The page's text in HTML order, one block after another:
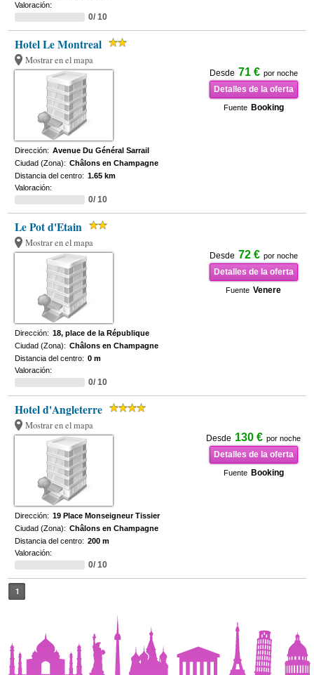
Valoración:
0/ 10
Hotel Le Montreal
Mostrar en el mapa
Desde 71 € por noche
Detalles de la oferta
Fuente Booking
Dirección: Avenue Du Général Sarrail
Ciudad (Zona): Châlons en Champagne
Distancia del centro: 1.65 km
Valoración:
0/ 10
Le Pot d'Etain
Mostrar en el mapa
Desde 72 € por noche
Detalles de la oferta
Fuente Venere
Dirección: 18, place de la République
Ciudad (Zona): Châlons en Champagne
Distancia del centro: 0 m
Valoración:
0/ 10
Hotel d'Angleterre
Mostrar en el mapa
Desde 130 € por noche
Detalles de la oferta
Fuente Booking
Dirección: 19 Place Monseigneur Tissier
Ciudad (Zona): Châlons en Champagne
Distancia del centro: 200 m
Valoración:
0/ 10
1